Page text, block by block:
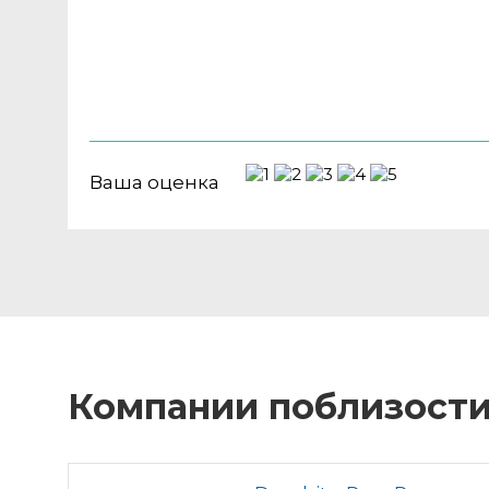
Ваша оценка
Компании поблизости